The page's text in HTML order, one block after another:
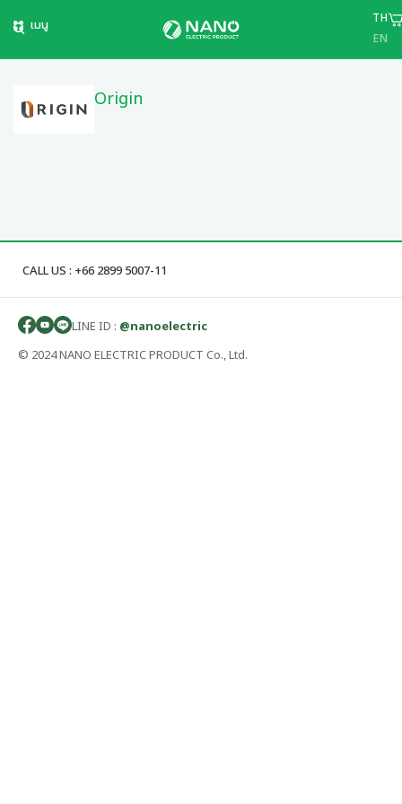
เมนู
TH
EN
Origin
CALL US : +66 2899 5007-11
LINE ID : @nanoelectric
© 2024 NANO ELECTRIC PRODUCT Co., Ltd.